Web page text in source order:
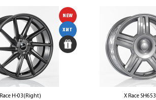
NEW
ХИТ
H-03(Right) X Race SH653